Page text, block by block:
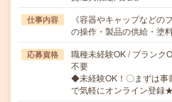
仕事内容
《容器やキャップなどの
の操作・製品の供給・塗
応募資格
職種未経験OK / ブランク
不要
◆未経験OK！〇まずは事
で気軽にオンライン登